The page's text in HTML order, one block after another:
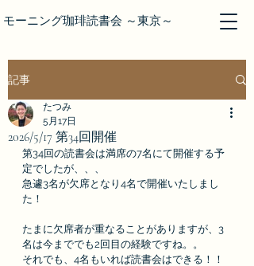
モーニング珈琲読書会 ～東京～
記事
2026/5/17 第34回開催
たつみ
5月17日
第34回の読書会は満席の7名にて開催する予
定でしたが、、、
急遽3名が欠席となり4名で開催いたしまし
た！
たまに欠席者が重なることがありますが、3
名は今まででも2回目の経験ですね。。
それでも、4名もいれば読書会はできる！！